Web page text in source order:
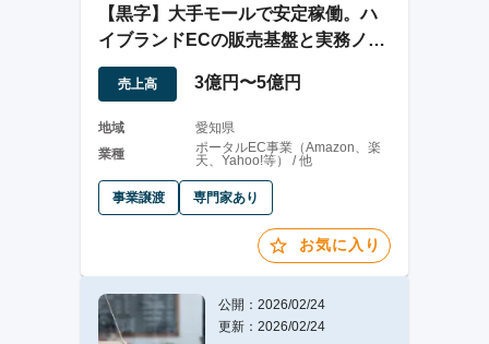
【黒字】大手モールで安定稼働。ハ
イブランドECの販売基盤と実務ノウ
ハウを譲渡
売上高 3億円〜5億円
地域
愛知県
業種
ポータルEC事業（Amazon、楽
天、Yahoo!等） / 他
事業譲渡 専門家あり
お気に入り
公開：2026/02/24
更新：2026/02/24